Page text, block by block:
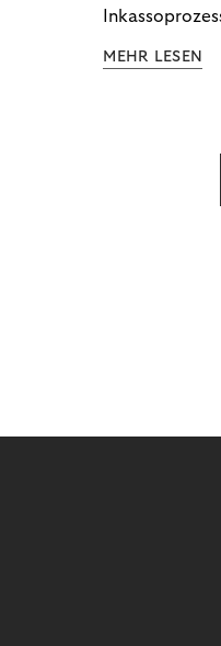
Finanzbildung
MEHR LESEN